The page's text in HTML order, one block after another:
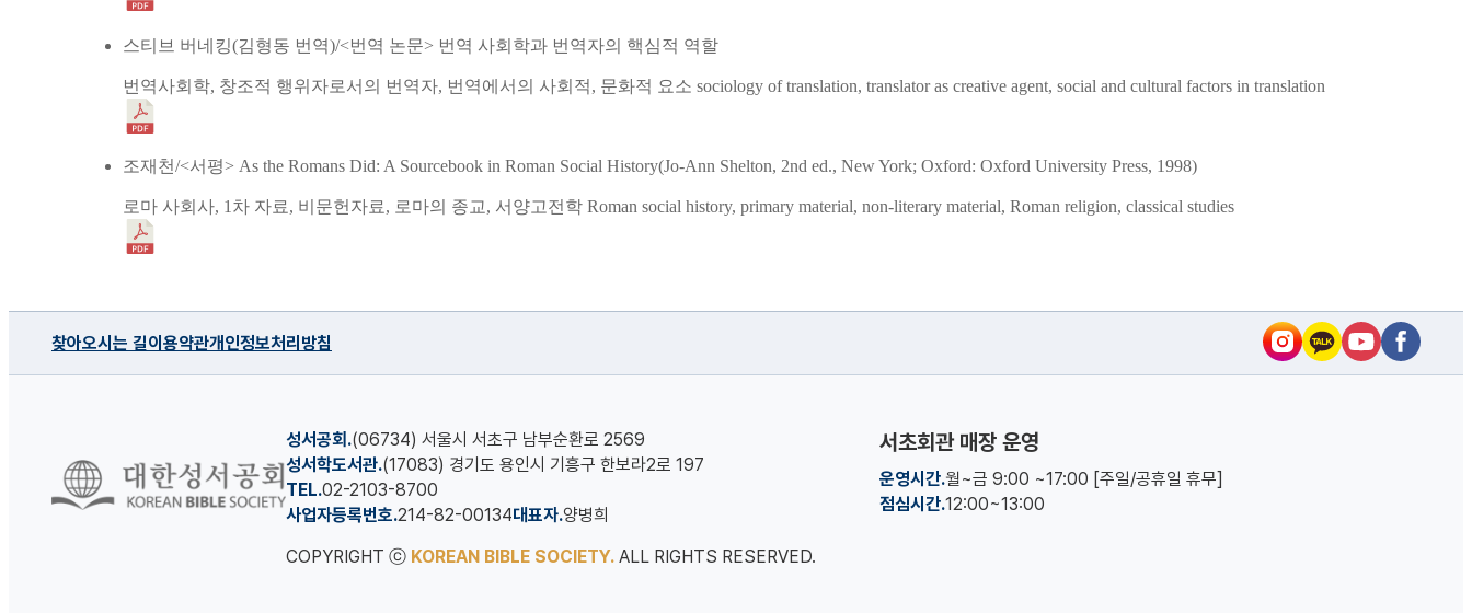
스티브 버네킹(김형동 번역)/<번역 논문> 번역 사회학과 번역자의 핵심적 역할
번역사회학, 창조적 행위자로서의 번역자, 번역에서의 사회적, 문화적 요소 sociology of translation, translator as creative agent, social and cultural factors in translation
조재천/<서평> As the Romans Did: A Sourcebook in Roman Social History(Jo-Ann Shelton, 2nd ed., New York; Oxford: Oxford University Press, 1998)
로마 사회사, 1차 자료, 비문헌자료, 로마의 종교, 서양고전학 Roman social history, primary material, non-literary material, Roman religion, classical studies
찾아오시는 길이용약관개인정보처리방침
성서공회.(06734) 서울시 서초구 남부순환로 2569
성서학도서관.(17083) 경기도 용인시 기흥구 한보라2로 197
TEL.02-2103-8700
사업자등록번호.214-82-00134대표자.양병희
COPYRIGHT ⓒ KOREAN BIBLE SOCIETY. ALL RIGHTS RESERVED.
서초회관 매장 운영
운영시간.월~금 9:00 ~17:00 [주일/공휴일 휴무]
점심시간.12:00~13:00